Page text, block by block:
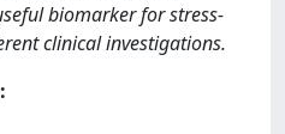
biomarker for stress-
clinical investigations.